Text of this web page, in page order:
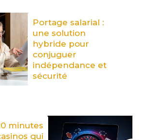
Portage salarial :
une solution
hybride pour
conjuguer
indépendance et
sécurité
minutes
qui